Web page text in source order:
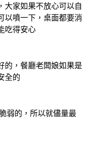
大家如果不放心可以自
以噴一下，桌面都要消
吃得安心
的，餐廳老闆娘如果是
全的
弱的，所以就儘量最